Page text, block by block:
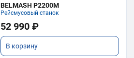
BELMASH P2200M
Рейсмусовый станок
52 990 ₽
В корзину